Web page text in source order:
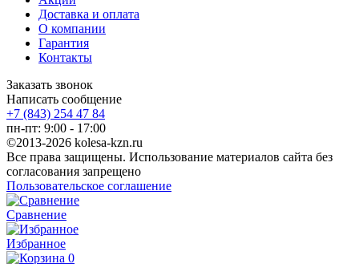
Доставка и оплата
О компании
Гарантия
Контакты
Заказать звонок
Написать сообщение
+7 (843) 254 47 84
пн-пт: 9:00 - 17:00
©2013-2026 kolesa-kzn.ru
Все права защищены. Использование материалов сайта без
согласования запрещено
Пользовательское соглашение
Сравнение
Избранное
0